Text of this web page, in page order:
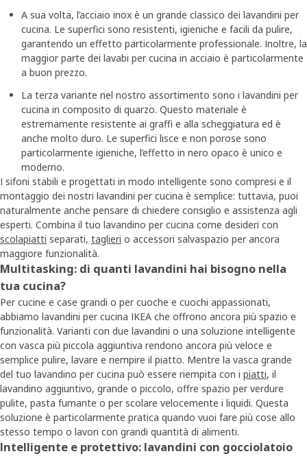
A sua volta, l’acciaio inox è un grande classico dei lavandini per
cucina. Le superfici sono resistenti, igieniche e facili da pulire,
garantendo un effetto particolarmente professionale. Inoltre, la
maggior parte dei lavabi per cucina in acciaio è particolarmente
a buon prezzo.
La terza variante nel nostro assortimento sono i lavandini per
cucina in composito di quarzo. Questo materiale è
estremamente resistente ai graffi e alla scheggiatura ed è
anche molto duro. Le superfici lisce e non porose sono
particolarmente igieniche, l’effetto in nero opaco è unico e
moderno.
I sifoni stabili e progettati in modo intelligente sono compresi e il
montaggio dei nostri lavandini per cucina è semplice: tuttavia, puoi
naturalmente anche pensare di chiedere consiglio e assistenza agli
esperti. Combina il tuo lavandino per cucina come desideri con
scolapiatti separati, taglieri o accessori salvaspazio per ancora
maggiore funzionalità.
Multitasking: di quanti lavandini hai bisogno nella
tua cucina?
Per cucine e case grandi o per cuoche e cuochi appassionati,
abbiamo lavandini per cucina IKEA che offrono ancora più spazio e
funzionalità. Varianti con due lavandini o una soluzione intelligente
con vasca più piccola aggiuntiva rendono ancora più veloce e
semplice pulire, lavare e riempire il piatto. Mentre la vasca grande
del tuo lavandino per cucina può essere riempita con i piatti, il
lavandino aggiuntivo, grande o piccolo, offre spazio per verdure
pulite, pasta fumante o per scolare velocemente i liquidi. Questa
soluzione è particolarmente pratica quando vuoi fare più cose allo
stesso tempo o lavori con grandi quantità di alimenti.
Intelligente e protettivo: lavandini con gocciolatoio